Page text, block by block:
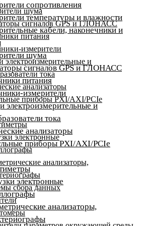
шума
сигналов GPS и ГЛОНАСС
питания
измерители
электроизмерительные и
тока
анализаторы
приборы PXI/AXI/PCIe
электронные
анализаторы,
сбора данных
сопротивления
температуры и влажности
кабели, наконечники и
шума
сигналов GPS и ГЛОНАСС
питания
измерители
электроизмерительные и
тока
анализаторы
приборы PXI/AXI/PCIe
электронные
анализаторы,